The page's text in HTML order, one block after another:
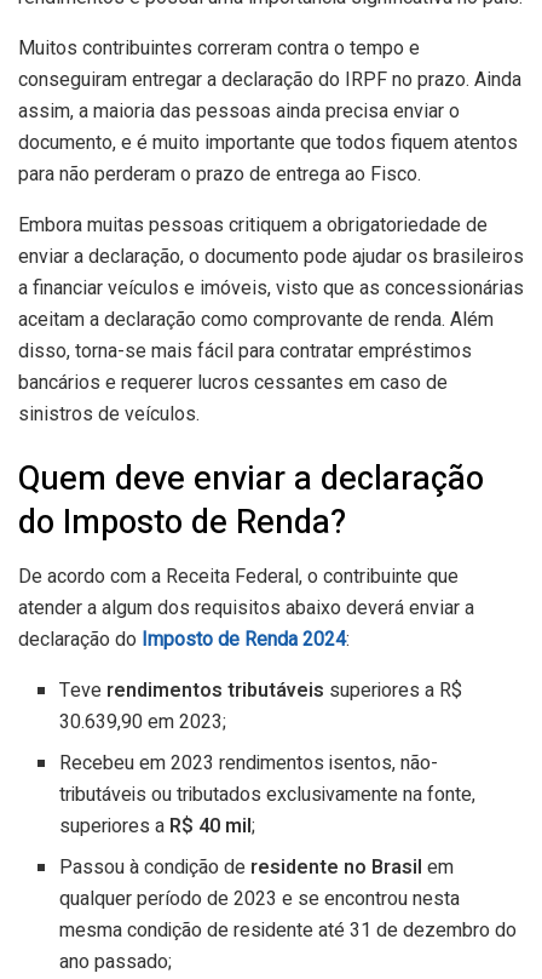
Muitos contribuintes correram contra o tempo e
conseguiram entregar a declaração do IRPF no prazo. Ainda
assim, a maioria das pessoas ainda precisa enviar o
documento, e é muito importante que todos fiquem atentos
para não perderam o prazo de entrega ao Fisco.
Embora muitas pessoas critiquem a obrigatoriedade de
enviar a declaração, o documento pode ajudar os brasileiros
a financiar veículos e imóveis, visto que as concessionárias
aceitam a declaração como comprovante de renda. Além
disso, torna-se mais fácil para contratar empréstimos
bancários e requerer lucros cessantes em caso de
sinistros de veículos.
Quem deve enviar a declaração
do Imposto de Renda?
De acordo com a Receita Federal, o contribuinte que
atender a algum dos requisitos abaixo deverá enviar a
declaração do Imposto de Renda 2024:
Teve rendimentos tributáveis superiores a R$
30.639,90 em 2023;
Recebeu em 2023 rendimentos isentos, não-
tributáveis ou tributados exclusivamente na fonte,
superiores a R$ 40 mil;
Passou à condição de residente no Brasil em
qualquer período de 2023 e se encontrou nesta
mesma condição de residente até 31 de dezembro do
ano passado;